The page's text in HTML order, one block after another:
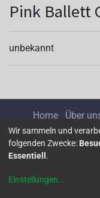
Pink Ballett
unbekannt
Home Über
Wir sammeln und
folgenden Zwecke:
Essentiell .
Einstellungen...